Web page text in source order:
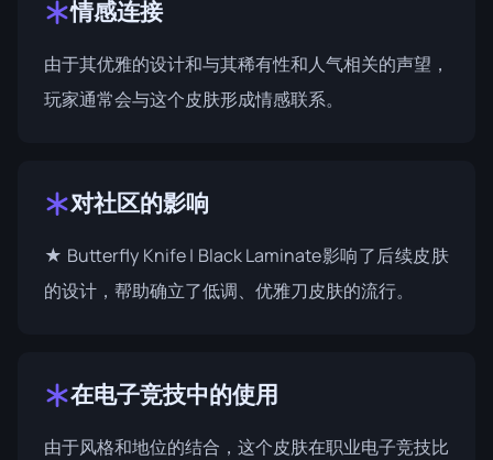
情感连接
由于其优雅的设计和与其稀有性和人气相关的声望，
玩家通常会与这个皮肤形成情感联系。
对社区的影响
★ Butterfly Knife | Black Laminate影响了后续皮肤
的设计，帮助确立了低调、优雅刀皮肤的流行。
在电子竞技中的使用
由于风格和地位的结合，这个皮肤在职业电子竞技比